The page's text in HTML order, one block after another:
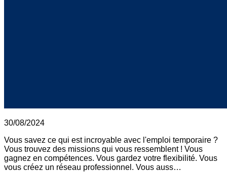
30/08/2024
Vous savez ce qui est incroyable avec l'emploi temporaire ?
Vous trouvez des missions qui vous ressemblent ! Vous
gagnez en compétences. Vous gardez votre flexibilité. Vous
vous créez un réseau professionnel. Vous auss…